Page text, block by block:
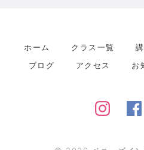
ホーム クラス一覧
ブログ
アクセス お